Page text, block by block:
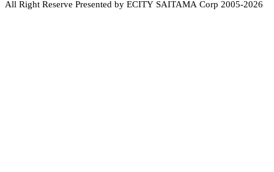
All Right Reserve Presented by ECITY SAITAMA Corp 2005-2026